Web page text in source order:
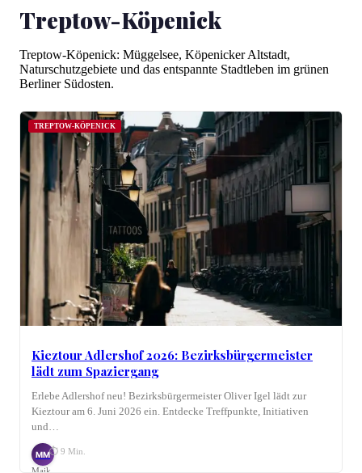
Treptow-Köpenick
Treptow-Köpenick: Müggelsee, Köpenicker Altstadt,
Naturschutzgebiete und das entspannte Stadtleben im grünen
Berliner Südosten.
TREPTOW-KÖPENICK
Kieztour Adlershof 2026: Bezirksbürgermeister
lädt zum Spaziergang
Erlebe Adlershof neu! Bezirksbürgermeister Oliver Igel lädt zur
Kieztour am 6. Juni 2026 ein. Entdecke Treffpunkte, Initiativen
und…
MM
Maik
⏱ 9 Min.